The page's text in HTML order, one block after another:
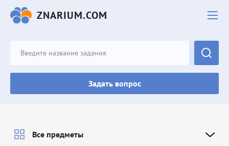
ZNARIUM.COM
Задать вопрос
Все предметы